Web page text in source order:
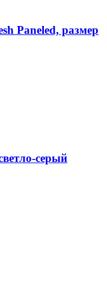
Paneled, размер
серый